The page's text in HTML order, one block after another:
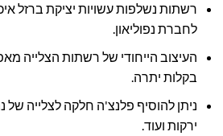
רשתות נשלפות עשויות יציקת ברזל
לחברת נפוליאון.
העיצוב הייחודי של רשתות הצלייה
בקלות יתרה.
ניתן להוסיף פלנצ'ה חלקה לצלייה של
ירקות ועוד.